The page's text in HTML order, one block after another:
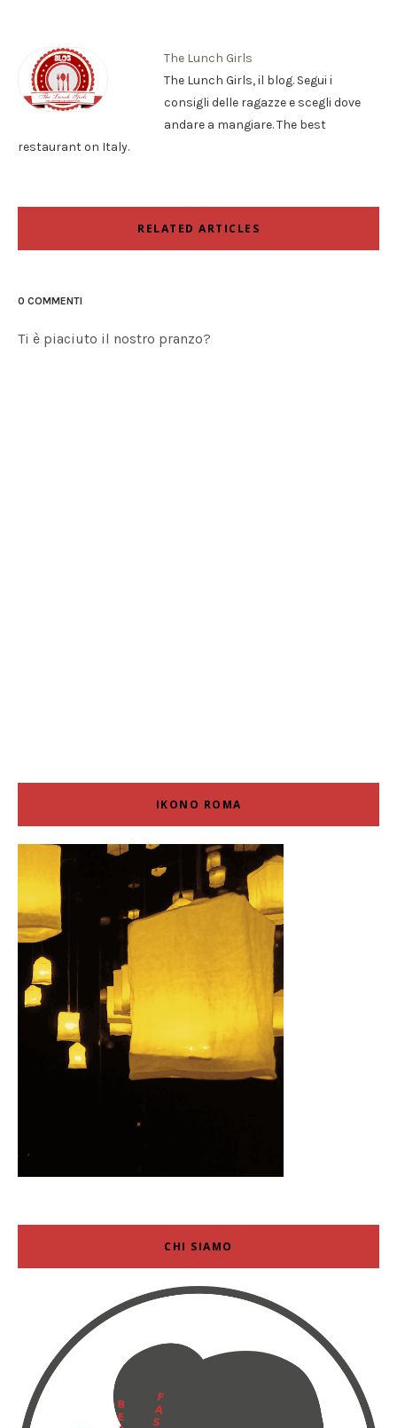
The Lunch Girls
The Lunch Girls, il blog. Segui i
consigli delle ragazze e scegli dove
andare a mangiare. The best
restaurant on Italy.
RELATED ARTICLES
0 COMMENTI
Ti è piaciuto il nostro pranzo?
IKONO ROMA
CHI SIAMO